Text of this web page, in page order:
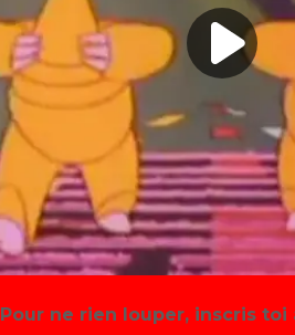
Pour ne rien louper, inscris toi